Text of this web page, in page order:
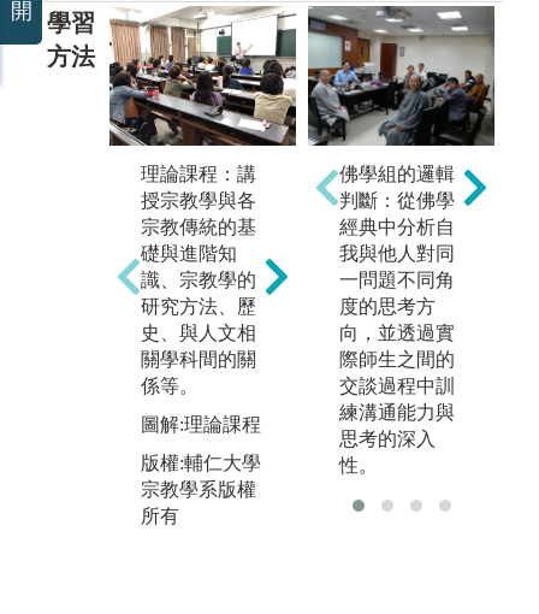
學習
方法
理論課程：講
授宗教學與各
宗教傳統的基
礎與進階知
識、宗教學的
研究方法、歷
史、與人文相
關學科間的關
係等。
圖解:理論課程
版權:輔仁大學
宗教學系版權
所有
進行宗教田野
調查，觀察、
記錄宗教行
為、儀式等，
並進行分析。
圖解:學生進行
田野調查照片
版權:輔仁大學
宗教學系版權
所有
佛學組的邏輯
判斷：從佛學
經典中分析自
我與他人對同
一問題不同角
度的思考方
向，並透過實
際師生之間的
交談過程中訓
練溝通能力與
思考的深入
性。
開